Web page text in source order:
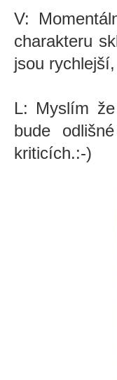
V:
charakteru
jsou
L: Myslím
bude
kriticích.:-)